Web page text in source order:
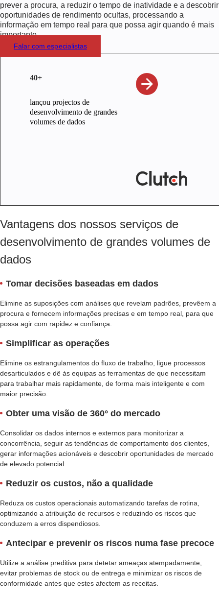
prever a procura, a reduzir o tempo de inatividade e a descobrir
oportunidades de rendimento ocultas, processando a
informação em tempo real para que possa agir quando é mais
importante.
Falar com especialistas
40+
lançou projectos de
desenvolvimento de grandes
volumes de dados
Vantagens dos nossos serviços de
desenvolvimento de grandes volumes de
dados
Tomar decisões baseadas em dados
Elimine as suposições com análises que revelam padrões, prevêem a
procura e fornecem informações precisas e em tempo real, para que
possa agir com rapidez e confiança.
Simplificar as operações
Elimine os estrangulamentos do fluxo de trabalho, ligue processos
desarticulados e dê às equipas as ferramentas de que necessitam
para trabalhar mais rapidamente, de forma mais inteligente e com
maior precisão.
Obter uma visão de 360° do mercado
Consolidar os dados internos e externos para monitorizar a
concorrência, seguir as tendências de comportamento dos clientes,
gerar informações acionáveis e descobrir oportunidades de mercado
de elevado potencial.
Reduzir os custos, não a qualidade
Reduza os custos operacionais automatizando tarefas de rotina,
optimizando a atribuição de recursos e reduzindo os riscos que
conduzem a erros dispendiosos.
Antecipar e prevenir os riscos numa fase precoce
Utilize a análise preditiva para detetar ameaças atempadamente,
evitar problemas de stock ou de entrega e minimizar os riscos de
conformidade antes que estes afectem as receitas.